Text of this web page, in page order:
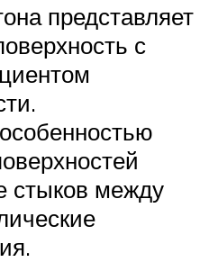
представляет
с
стыков между